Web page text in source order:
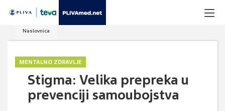
Naslovnica
MENTALNO ZDRAVLJE
Stigma: Velika prepreka u
prevenciji samoubojstva